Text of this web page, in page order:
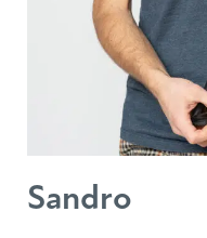
Sandro